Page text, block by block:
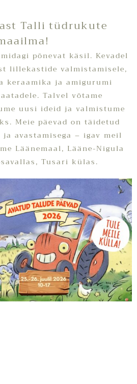
Talli tüdrukute
põnevat käsil. Kevadel
lillekastide valmistamisele,
keraamika ja amigurumi
Talvel võtame
uusi ideid ja valmistume
Meie päevad on täidetud
avastamisega – igav meil
Läänemaal, Lääne-Nigula
Tusari külas.